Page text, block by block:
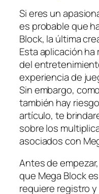
Si eres un
es probable que
Block, la última
Esta aplicación
del
experiencia de
Sin embargo,
también hay
artículo, te
sobre los
asociados con
Antes de
que Mega Block
requiere registro